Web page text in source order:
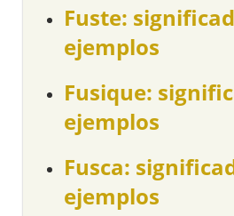
Fuste:
ejemplos
Fusique:
ejemplos
Fusca:
ejemplos